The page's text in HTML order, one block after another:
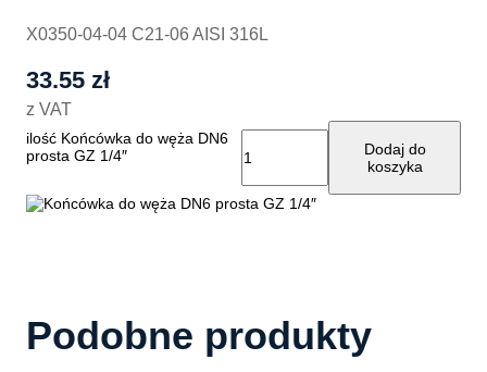
X0350-04-04 C21-06 AISI 316L
33.55 zł
z VAT
ilość Końcówka do węża DN6
prosta GZ 1/4″
Dodaj do
koszyka
Podobne produkty